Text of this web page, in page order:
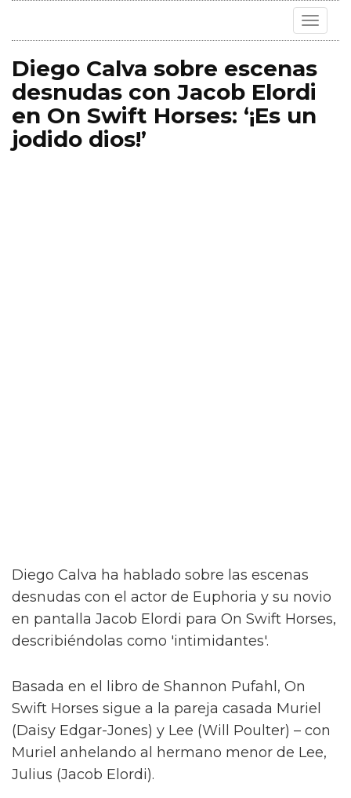
Toggle
Diego Calva sobre escenas
desnudas con Jacob Elordi
en On Swift Horses: ‘¡Es un
jodido dios!’
Diego Calva ha hablado sobre las escenas
desnudas con el actor de Euphoria y su novio
en pantalla Jacob Elordi para On Swift Horses,